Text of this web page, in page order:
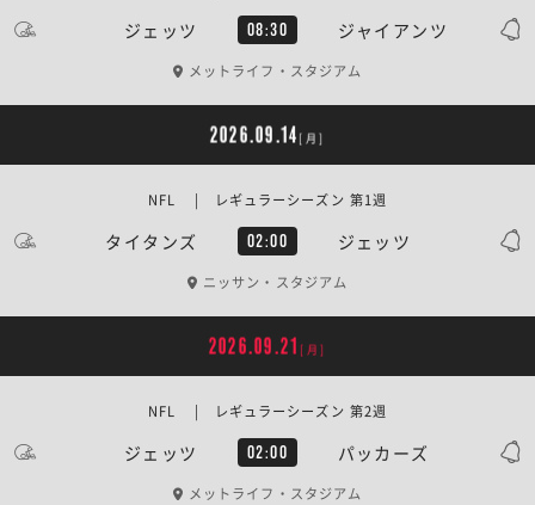
ジェッツ 08:30 ジャイアンツ
メットライフ・スタジアム
2026.09.14 [月]
タイタンズ 02:00 ジェッツ
NFL | レギュラーシーズン 第1週
ニッサン・スタジアム
2026.09.21 [月]
ジェッツ 02:00 パッカーズ
NFL | レギュラーシーズン 第2週
メットライフ・スタジアム